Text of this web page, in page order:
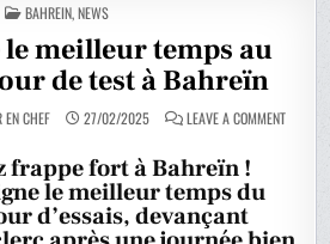
POSTED
IN
BAHREIN,NEWS
le meilleur temps au
de test à Bahreïn
EN CHEF 27/02/2025 LEAVE A COMMENTON
SAINZ
JOUR
frappe fort à Bahreïn !
le meilleur temps du
d’essais, devançant